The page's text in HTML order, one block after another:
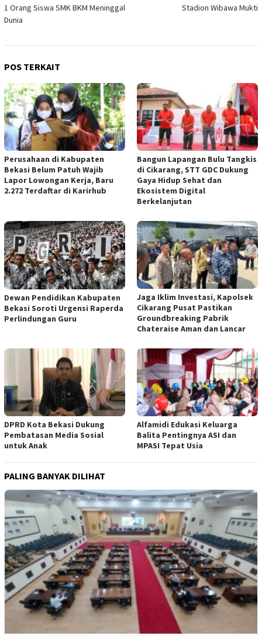
1 Orang Siswa SMK BKM Meninggal
Dunia
Stadion Wibawa Mukti
POS TERKAIT
Perusahaan di Kabupaten
Bekasi Belum Patuh Wajib
Lapor Lowongan Kerja, Baru
2.272 Terdaftar di Karirhub
Bangun Lapangan Bulu Tangkis
di Cikarang, STT GDC Dukung
Gaya Hidup Sehat dan
Ekosistem Digital
Berkelanjutan
Dewan Pendidikan Kabupaten
Bekasi Soroti Urgensi Raperda
Perlindungan Guru
Jaga Iklim Investasi, Kapolsek
Cikarang Pusat Pastikan
Groundbreaking Pabrik
Chateraise Aman dan Lancar
DPRD Kota Bekasi Dukung
Pembatasan Media Sosial
untuk Anak
Alfamidi Edukasi Keluarga
Balita Pentingnya ASI dan
MPASI Tepat Usia
PALING BANYAK DILIHAT